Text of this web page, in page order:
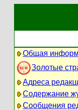
Общая
Золотые
Адреса
Содержание
Сообщения